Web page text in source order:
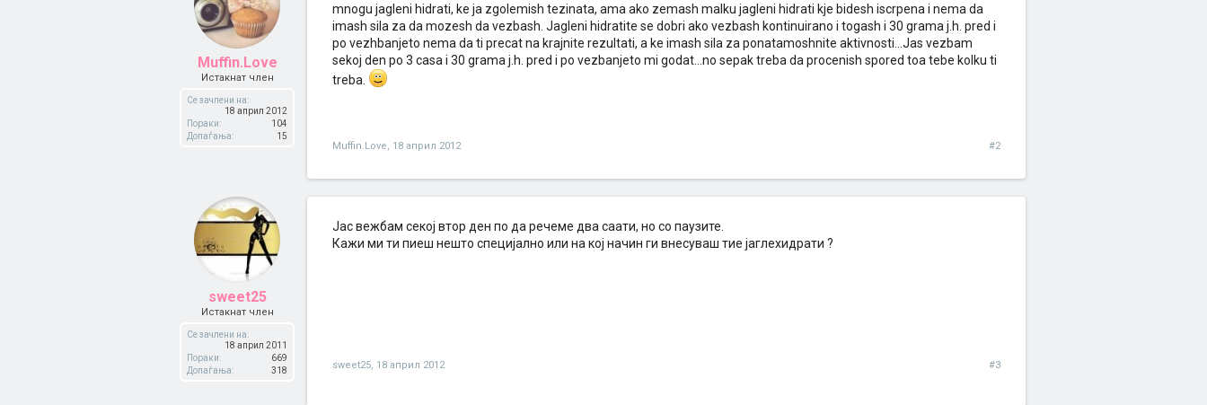
Muffin.Love
Истакнат член
Се зачлени на:
18 април 2012
Пораки:
104
Допаѓања:
15
mnogu jagleni hidrati, ke ja zgolemish tezinata, ama ako zemash malku jagleni hidrati kje bidesh iscrpena i nema da
imash sila za da mozesh da vezbash. Jagleni hidratite se dobri ako vezbash kontinuirano i togash i 30 grama j.h. pred i
po vezhbanjeto nema da ti precat na krajnite rezultati, a ke imash sila za ponatamoshnite aktivnosti...Jas vezbam
sekoj den po 3 casa i 30 grama j.h. pred i po vezbanjeto mi godat...no sepak treba da procenish spored toa tebe kolku ti
treba.
Muffin.Love, 18 април 2012 #2
sweet25
Истакнат член
Се зачлени на:
18 април 2011
Пораки:
669
Допаѓања:
318
Јас вежбам секој втор ден по да речеме два саати, но со паузите.
Кажи ми ти пиеш нешто специјално или на кој начин ги внесуваш тие јаглехидрати ?
sweet25, 18 април 2012 #3